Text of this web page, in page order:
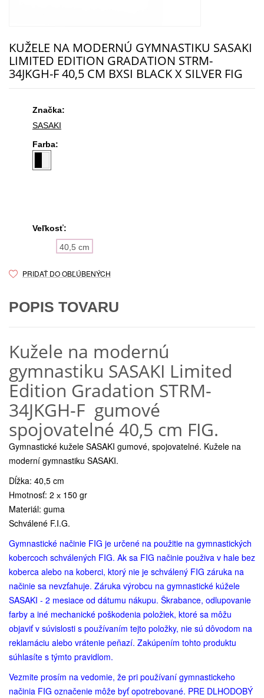
KUŽELE NA MODERNÚ GYMNASTIKU SASAKI
LIMITED EDITION GRADATION STRM-
34JKGH-F 40,5 CM BXSI BLACK X SILVER FIG
Značka:
SASAKI
Farba:
Veľkosť:
40,5 cm
PRIDAŤ DO OBĽÚBENÝCH
POPIS TOVARU
Kužele na modernú
gymnastiku SASAKI Limited
Edition Gradation STRM-
34JKGH-F gumové
spojovatelné 40,5 cm FIG.
Gymnastické kužele SASAKI gumové, spojovatelné. Kužele na
moderní gymnastiku SASAKI.
Dĺžka: 40,5 cm
Hmotnosť: 2 х 150 gr
Materiál: guma
Schválené F.I.G.
Gymnastické načinie FIG je určené na použitie na gymnastických
kobercoch schválených FIG. Ak sa FIG načinie použiva v hale bez
koberca alebo na koberci, ktorý nie je schválený FIG záruka na
načinie sa nevzťahuje. Záruka výrobcu na gymnastické kúžele
SASAKI - 2 mesiace od dátumu nákupu. Škrabance, odlupovanie
farby a iné mechanické poškodenia položiek, ktoré sa môžu
objaviť v súvislosti s používaním tejto položky, nie sú dôvodom na
reklamáciu alebo vrátenie peňazí. Zakúpením tohto produktu
súhlasíte s týmto pravidlom.
Vezmite prosím na vedomie, že pri používaní gymnastickeho
načinia FIG označenie môže byť opotrebované. PRE DLHODOBÝ